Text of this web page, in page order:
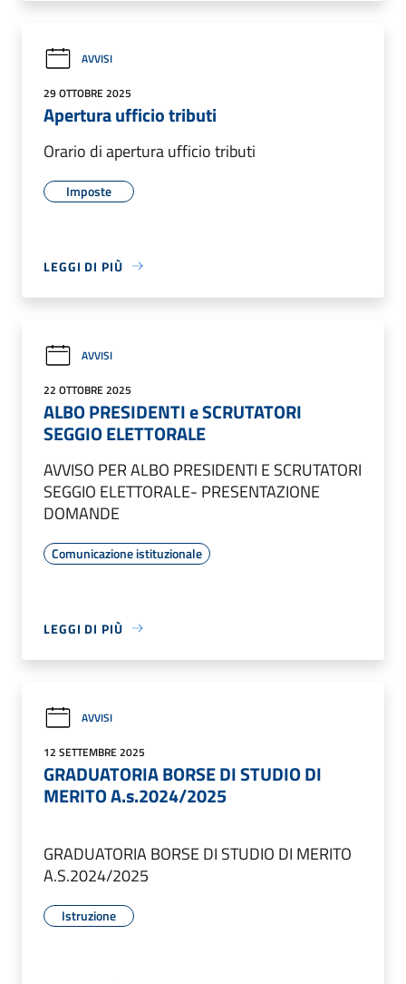
AVVISI
29 OTTOBRE 2025
Apertura ufficio tributi
Orario di apertura ufficio tributi
Imposte
LEGGI DI PIÙ
AVVISI
22 OTTOBRE 2025
ALBO PRESIDENTI e SCRUTATORI
SEGGIO ELETTORALE
AVVISO PER ALBO PRESIDENTI E SCRUTATORI
SEGGIO ELETTORALE- PRESENTAZIONE
DOMANDE
Comunicazione istituzionale
LEGGI DI PIÙ
AVVISI
12 SETTEMBRE 2025
GRADUATORIA BORSE DI STUDIO DI
MERITO A.s.2024/2025
GRADUATORIA BORSE DI STUDIO DI MERITO
A.S.2024/2025
Istruzione